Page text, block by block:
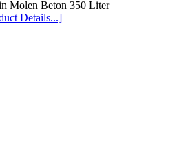
Molen Beton 350 Liter
Details...]